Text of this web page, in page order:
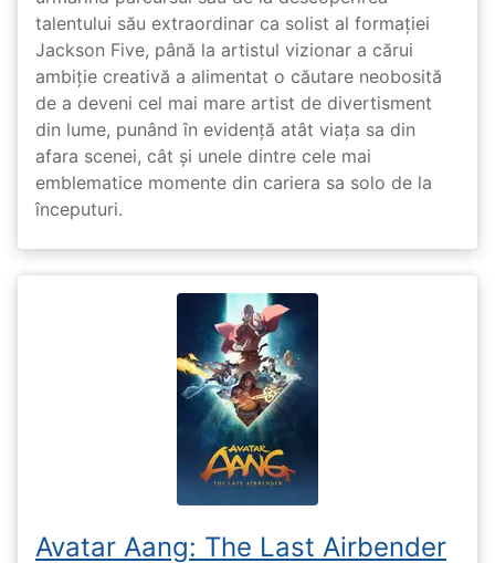
talentului său extraordinar ca solist al formației
Jackson Five, până la artistul vizionar a cărui
ambiție creativă a alimentat o căutare neobosită
de a deveni cel mai mare artist de divertisment
din lume, punând în evidență atât viața sa din
afara scenei, cât și unele dintre cele mai
emblematice momente din cariera sa solo de la
începuturi.
Avatar Aang: The Last Airbender